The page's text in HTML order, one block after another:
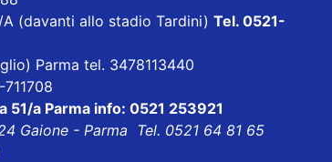
A (davanti allo stadio Tardini) Tel. 0521-
Parma tel. 3478113440
51/a Parma info: 0521 253921
Gaione - Parma Tel. 0521 64 81 65